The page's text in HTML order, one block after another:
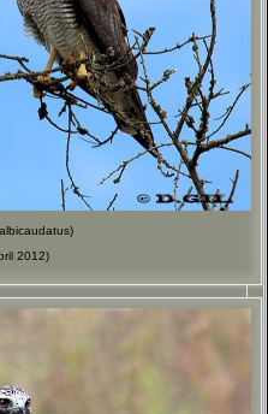
2012)